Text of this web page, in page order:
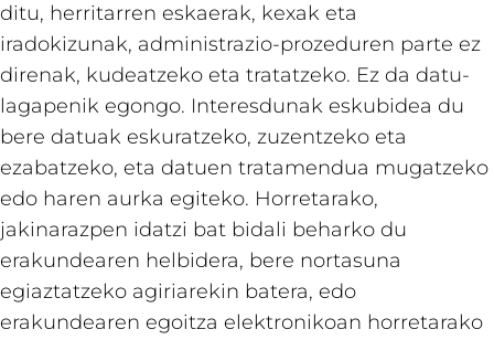
ditu, herritarren eskaerak, kexak eta
iradokizunak, administrazio-prozeduren parte ez
direnak, kudeatzeko eta tratatzeko. Ez da datu-
lagapenik egongo. Interesdunak eskubidea du
bere datuak eskuratzeko, zuzentzeko eta
ezabatzeko, eta datuen tratamendua mugatzeko
edo haren aurka egiteko. Horretarako,
jakinarazpen idatzi bat bidali beharko du
erakundearen helbidera, bere nortasuna
egiaztatzeko agiriarekin batera, edo
erakundearen egoitza elektronikoan horretarako